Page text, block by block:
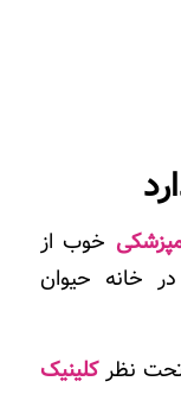
خوب از
خانه حیوان
تحت نظرکلینیک